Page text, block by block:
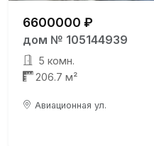
6600000 ₽
дом № 105144939
5 комн.
206.7 м²
Авиационная ул.